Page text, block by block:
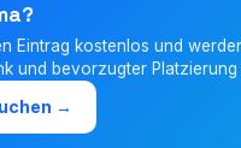
Eintrag kostenlos und
und bevorzugter Platzierung
→